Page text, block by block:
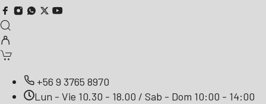
+56 9 3765 8970
Lun - Vie 10.30 - 18.00 / Sab - Dom 10:00 - 14:00